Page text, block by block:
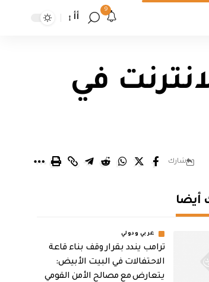
9
أأ
في
شارك
أيضا
عربي ودولي
ترامب يندد بقرار وقف بناء قاعة
الاحتفالات في البيت الأبيض:
يتعارض مع مصالح الأمن القومي